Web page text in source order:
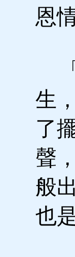
恩
「
生
了
聲
般
也